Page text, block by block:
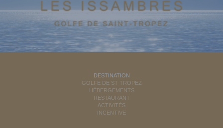
DESTINATION
GOLFE DE ST TROPEZ
HÉBERGEMENTS
RESTAURANT
ACTIVITÉS
INCENTIVE